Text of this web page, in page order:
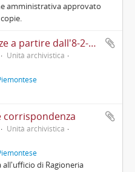
amministrativa approvato
Registro verbali adunanze a partire dall'8-2-1943
Unità archivistica
corrispondenza
Unità archivistica
all'ufficio di Ragioneria